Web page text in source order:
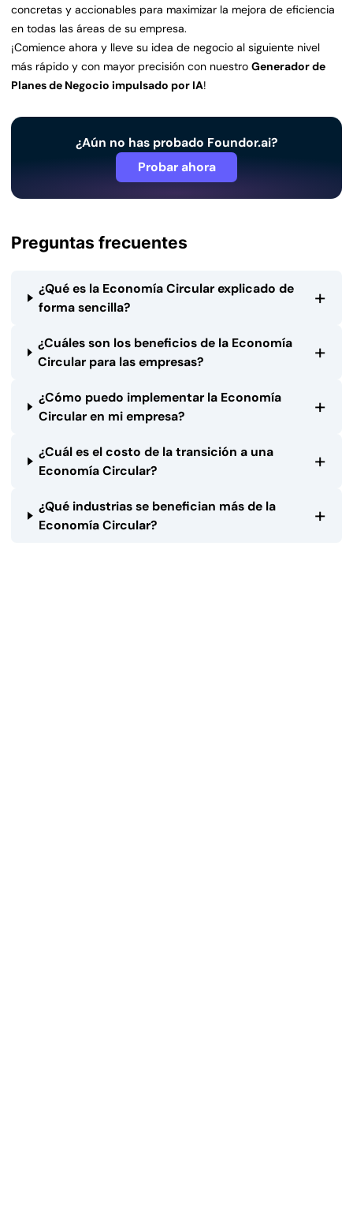
concretas y accionables para maximizar la mejora de eficiencia
en todas las áreas de su empresa.
¡Comience ahora y lleve su idea de negocio al siguiente nivel
más rápido y con mayor precisión con nuestro Generador de
Planes de Negocio impulsado por IA!
¿Aún no has probado Foundor.ai?
Probar ahora
Preguntas frecuentes
¿Qué es la Economía Circular explicado de
forma sencilla?
+
¿Cuáles son los beneficios de la Economía
Circular para las empresas?
+
¿Cómo puedo implementar la Economía
Circular en mi empresa?
+
¿Cuál es el costo de la transición a una
Economía Circular?
+
¿Qué industrias se benefician más de la
Economía Circular?
+